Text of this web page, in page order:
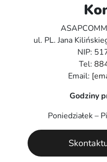
ul. PL. Jana
NIP:
Tel:
Email:
Godziny
Poniedziałek –